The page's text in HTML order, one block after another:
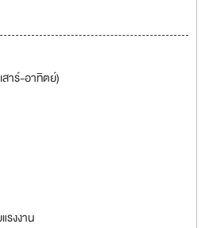
สาร์-อาทิตย์)
รงงาน